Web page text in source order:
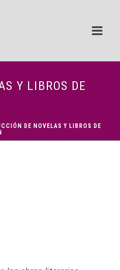
Y LIBROS DE
DE NOVELAS Y LIBROS DE